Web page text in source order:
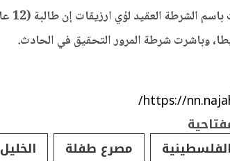
وباشرت شرطة المرور التحقيق في الحادث.
https://
مصرع طفلة الخليل